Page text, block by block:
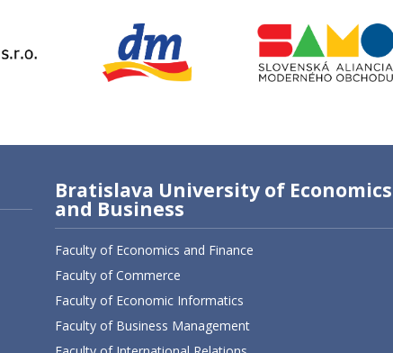
Bratislava University of Economics
and Business
Faculty of Economics and Finance
Faculty of Commerce
Faculty of Economic Informatics
Faculty of Business Management